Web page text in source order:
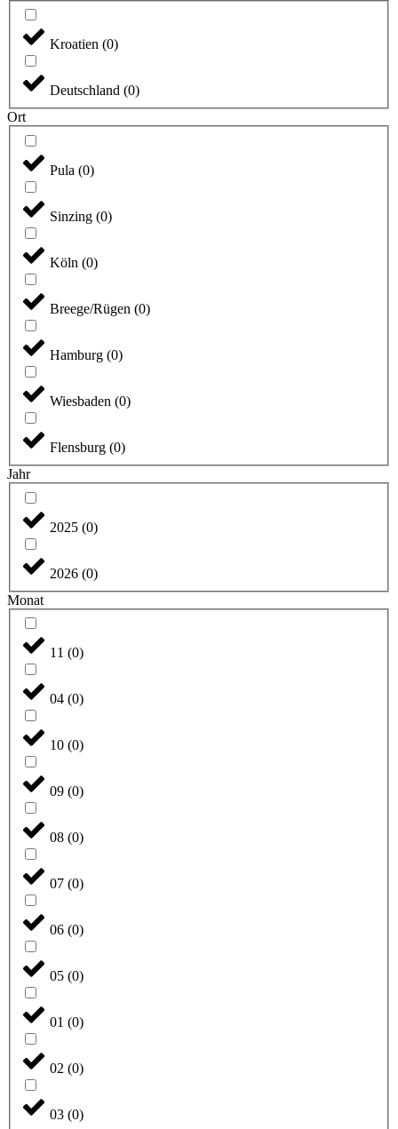
Kroatien (0)
Deutschland (0)
Ort
Pula (0)
Sinzing (0)
Köln (0)
Breege/Rügen (0)
Hamburg (0)
Wiesbaden (0)
Flensburg (0)
Jahr
2025 (0)
2026 (0)
Monat
11 (0)
04 (0)
10 (0)
09 (0)
08 (0)
07 (0)
06 (0)
05 (0)
01 (0)
02 (0)
03 (0)